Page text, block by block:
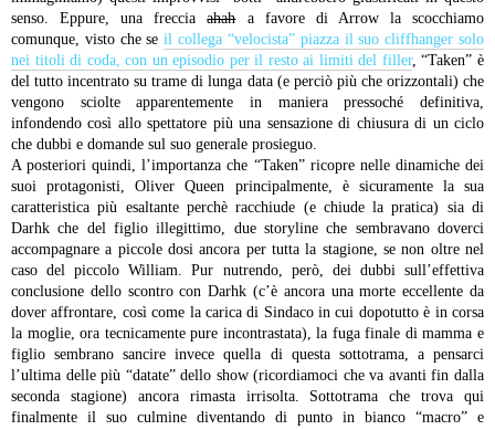
senso. Eppure, una frecciaahaha favore di Arrow la scocchiamo
comunque, visto che seil collega “velocista” piazza il suo cliffhanger solo
nei titoli di coda, con un episodio per il resto ai limiti del filler, “Taken” è
del tutto incentrato su trame di lunga data (e perciò più che orizzontali) che
vengono sciolte apparentemente in maniera pressoché definitiva,
infondendo così allo spettatore più una sensazione di chiusura di un ciclo
che dubbi e domande sul suo generale prosieguo.
A posteriori quindi, l’importanza che “Taken” ricopre nelle dinamiche dei
suoi protagonisti, Oliver Queen principalmente, è sicuramente la sua
caratteristica più esaltante perchè racchiude (e chiude la pratica) sia di
Darhk che del figlio illegittimo, due storyline che sembravano doverci
accompagnare a piccole dosi ancora per tutta la stagione, se non oltre nel
caso del piccolo William. Pur nutrendo, però, dei dubbi sull’effettiva
conclusione dello scontro con Darhk (c’è ancora una morte eccellente da
dover affrontare, così come la carica di Sindaco in cui dopotutto è in corsa
la moglie, ora tecnicamente pure incontrastata), la fuga finale di mamma e
figlio sembrano sancire invece quella di questa sottotrama, a pensarci
l’ultima delle più “datate” dello show (ricordiamoci che va avanti fin dalla
seconda stagione) ancora rimasta irrisolta. Sottotrama che trova qui
finalmente il suo culmine diventando di punto in bianco “macro” e